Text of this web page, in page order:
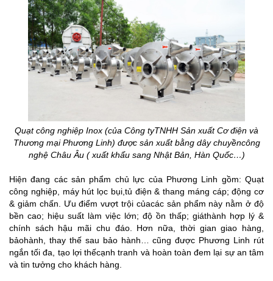
Quạt công nghiệp Inox (của Công tyTNHH Sản xuất Cơ điện và
Thương mại Phương Linh) được sản xuất bằng dây chuyềncông
nghệ Châu Âu ( xuất khẩu sang Nhật Bản, Hàn Quốc…)
Hiện đang các sản phẩm chủ lực của Phương Linh gồm: Quạt
công nghiệp, máy hút lọc bụi,tủ điện & thang máng cáp; động cơ
& giảm chấn. Ưu điểm vượt trội củacác sản phẩm này nằm ở độ
bền cao; hiệu suất làm việc lớn; độ ồn thấp; giáthành hợp lý &
chính sách hậu mãi chu đáo. Hơn nữa, thời gian giao hàng,
bảohành, thay thế sau bảo hành… cũng được Phương Linh rút
ngắn tối đa, tạo lợi thếcạnh tranh và hoàn toàn đem lại sự an tâm
và tin tưởng cho khách hàng.